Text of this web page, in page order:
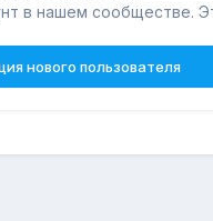
в нашем сообществе.
нового пользователя